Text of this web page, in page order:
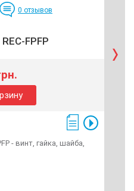
0 отзывов
FPFP
- винт, гайка, шайба,